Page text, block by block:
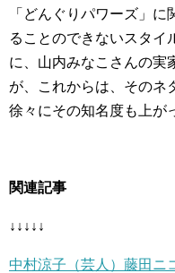
「どんぐりパワーズ」
ることのできないスタイ
に、山内みなこさんの実
が、これからは、そのネ
徐々にその知名度も上が
関連記事
↓↓↓↓↓
中村涼子（芸人）藤田ニ